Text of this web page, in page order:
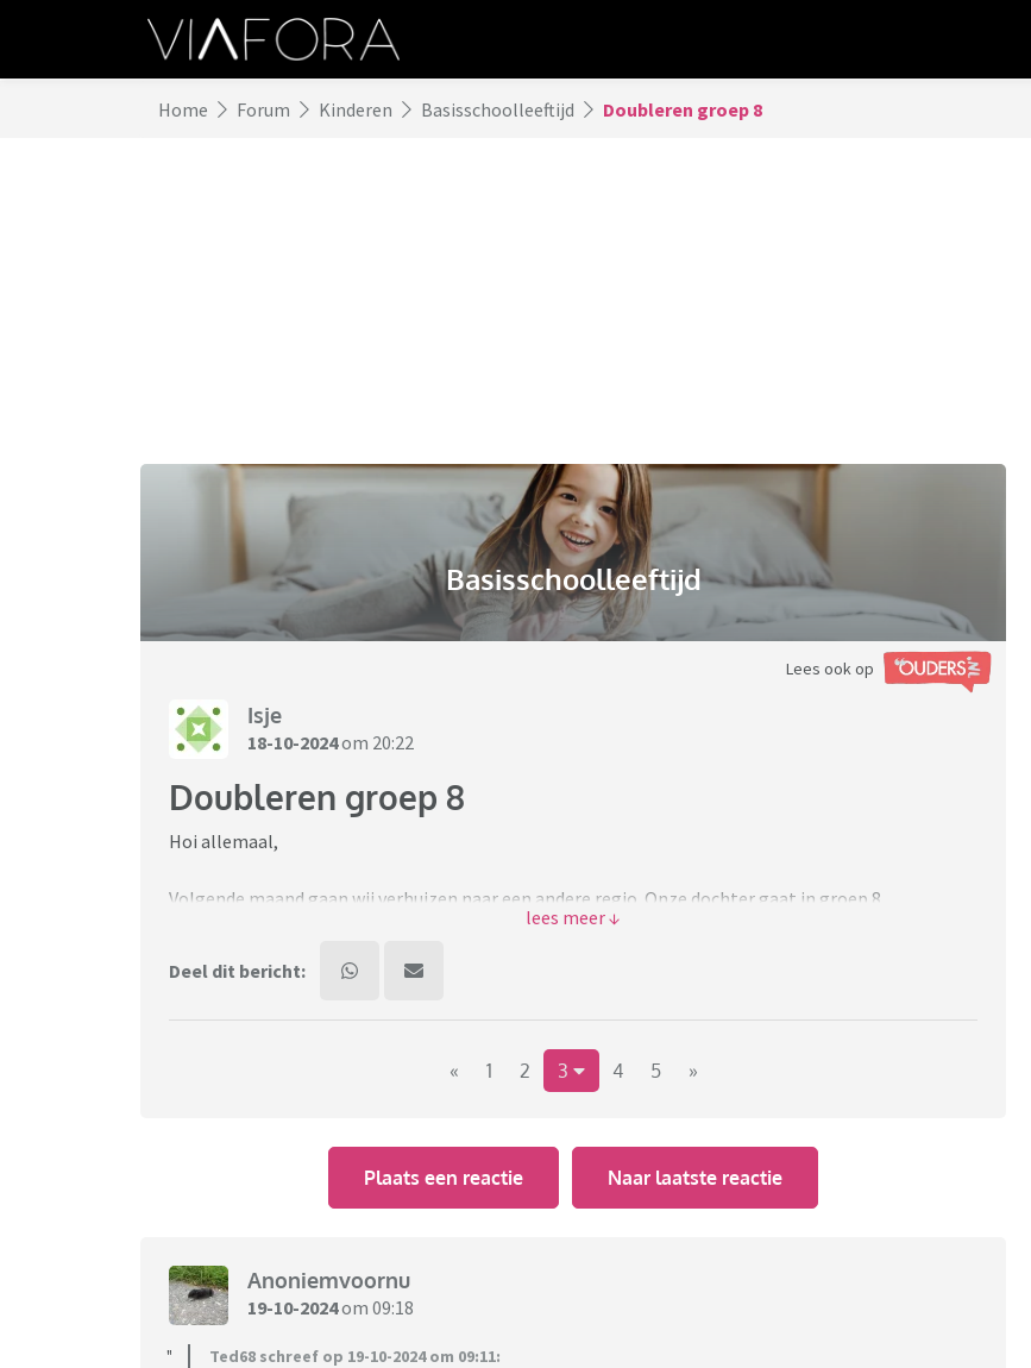
Home Forum Kinderen Basisschoolleeftijd Doubleren groep 8
Basisschoolleeftijd
Lees ook op
Isje
18-10-2024om 20:22
Doubleren groep 8
Hoi allemaal,
Volgende maand gaan wij verhuizen naar een andere regio. Onze dochter gaat in groep 8
overstappen naar een nieuwe school. Niet ideaal maar het is wat het is en soms kun je dingen niet
Kind zit al een poos niet lekker in haar vel en heeft vorig jaar haar pre advies gekregen VMBO basis,
In gesprek met school bleek aan het eind van het jaar dat onze dochter snel boos is, regelmatig
ontploft in de klas en veel last heeft van "ruis" en harde geluiden.
zomervakantie naar de kinderarts gegaan.
In overleg met ons en onze dochter is zij medicatie gaan gebruiken.
In het kort, op school zien ze een heel ander kind, is leerbaar en gemotiveerd, snapt de uitleg en
Nu gaan zij als advies meegeven dat er zeker gekeken moet worden naar de mogelijkheid om te
doubleren in groep 8, dit om onze dochter meer rust te geven. Kortom wie heeft ervaring met
doubleren in groep 8
Deel dit bericht:
« 1 2 3 4 5 »
Plaats een reactie Naar laatste reactie
Anoniemvoornu
19-10-2024om 09:18
Ted68 schreef op 19-10-2024 om 09:11: